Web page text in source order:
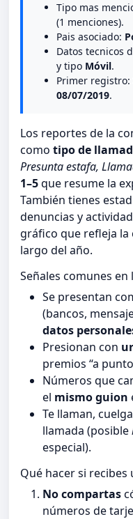
Tipo mas
(1 menciones).
Pais asociado:
Datos tecnicos
y tipo Móvil.
Primer registro:
08/07/2019.
Los reportes de la
como tipo de
Presunta estafa,
1–5que resume la
También tienes
denuncias y
gráfico que refleja la
largo del año.
Señales comunes
Se presentan
(bancos,
datos
Presionan con
premios “a
Números que
el mismo guion
Te llaman,
llamada (posible
especial).
Qué hacer si recibes
No compartas
números de